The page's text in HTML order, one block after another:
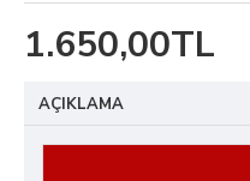
1.650,00TL
AÇIKLAMA